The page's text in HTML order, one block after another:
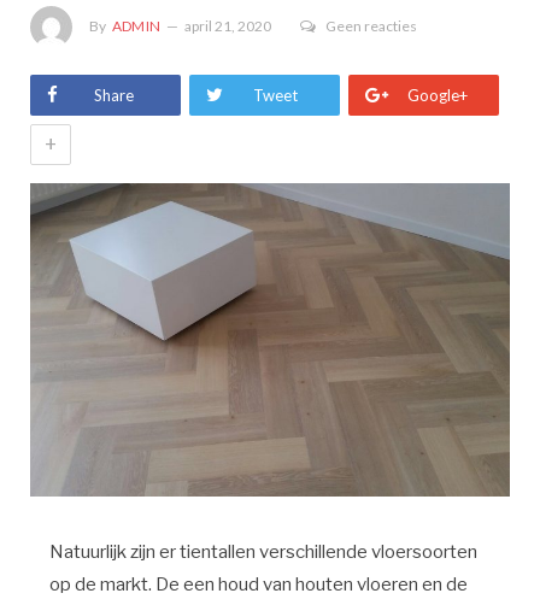
By ADMIN april 21, 2020 Geen reacties
Share Tweet Google+
+
Natuurlijk zijn er tientallen verschillende vloersoorten
op de markt. De een houd van houten vloeren en de